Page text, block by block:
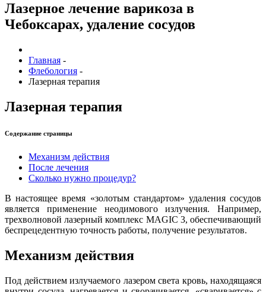
Лазерное лечение варикоза в
Чебоксарах, удаление сосудов
Главная -
Флебология -
Лазерная терапия
Лазерная терапия
Содержание страницы
Механизм действия
После лечения
Сколько нужно процедур?
В настоящее время «золотым стандартом» удаления сосудов
является применение неодимового излучения. Например,
трехволновой лазерный комплекс MAGIC 3, обеспечивающий
беспрецедентную точность работы, получение результатов.
Механизм действия
Под действием излучаемого лазером света кровь, находящаяся